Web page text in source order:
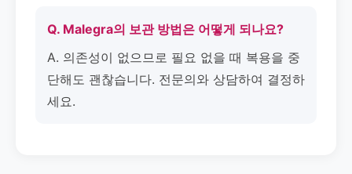
Q. Malegra의 보관 방법은 어떻게 되나요?
A. 의존성이 없으므로 필요 없을 때 복용을 중
단해도 괜찮습니다. 전문의와 상담하여 결정하
세요.